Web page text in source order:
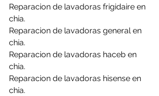
Reparacion de lavadoras frigidaire en
chia.
Reparacion de lavadoras general en
chia.
Reparacion de lavadoras haceb en
chia.
Reparacion de lavadoras hisense en
chia.